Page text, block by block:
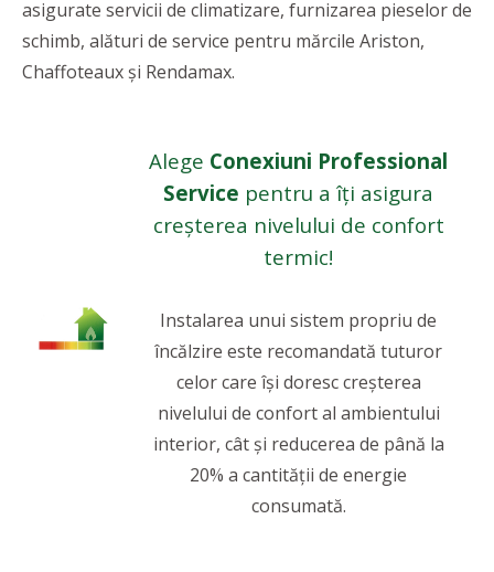
asigurate servicii de climatizare, furnizarea pieselor de
schimb, alături de service pentru mărcile Ariston,
Chaffoteaux și Rendamax.
Alege Conexiuni Professional
Service pentru a îți asigura
creșterea nivelului de confort
termic!
Instalarea unui sistem propriu de
încălzire este recomandată tuturor
celor care își doresc creșterea
nivelului de confort al ambientului
interior, cât și reducerea de până la
20% a cantității de energie
consumată.